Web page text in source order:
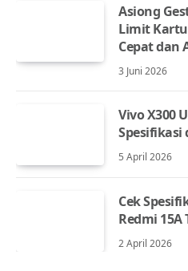
Asiong
Limit
Cepat dan
3 Juni 2026
Vivo X300
Spesifikasi
5 April 2026
Cek
Redmi 15A
2 April 2026